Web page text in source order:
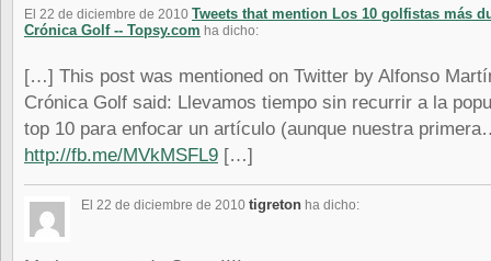
El 22 de diciembre de 2010 Tweets that mention Los 10 golfistas más
Crónica Golf -- Topsy.com ha dicho:
[…] This post was mentioned on Twitter by Alfonso
Crónica Golf said: Llevamos tiempo sin recurrir a la
top 10 para enfocar un artículo (aunque nuestra
http://fb.me/MVkMSFL9 […]
El 22 de diciembre de 2010 tigreton ha dicho: